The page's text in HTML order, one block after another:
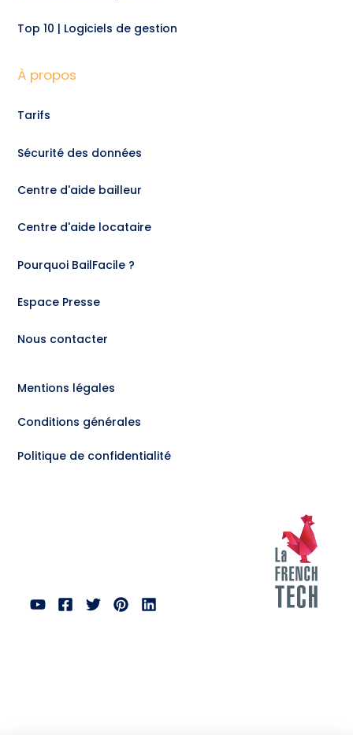
Top 10 | Logiciels de gestion
À propos
Tarifs
Sécurité des données
Centre d'aide bailleur
Centre d'aide locataire
Pourquoi BailFacile ?
Espace Presse
Nous contacter
Mentions légales
Conditions générales
Politique de confidentialité